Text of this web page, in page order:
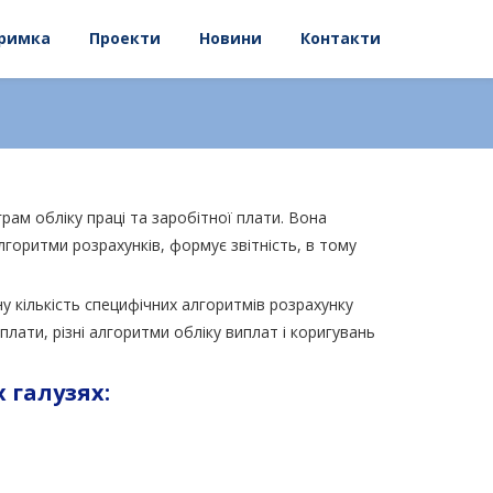
Проекти Новини Контакти
обліку праці та заробітної плати. Вона
розрахунків, формує звітність, в тому
специфічних алгоритмів розрахунку
різні алгоритми обліку виплат і коригувань
галузях: